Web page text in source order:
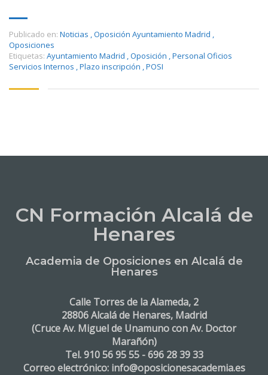
Publicado en: Noticias ,Oposición Ayuntamiento Madrid ,
Oposiciones
Etiquetas: Ayuntamiento Madrid ,Oposición ,Personal Oficios
Servicios Internos ,Plazo inscripción ,POSI
CN Formación Alcalá de
Henares
Academia de Oposiciones en Alcalá de
Henares
Calle Torres de la Alameda, 2
28806 Alcalá de Henares, Madrid
(Cruce Av. Miguel de Unamuno con Av. Doctor
Marañón)
Tel. 910 56 95 55 - 696 28 39 33
Correo electrónico: info@oposicionesacademia.es